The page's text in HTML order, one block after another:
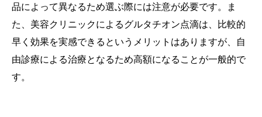
品によって異なるため選ぶ際には注意が必要です。ま
た、美容クリニックによるグルタチオン点滴は、比較的
早く効果を実感できるというメリットはありますが、自
由診療による治療となるため高額になることが一般的で
す。